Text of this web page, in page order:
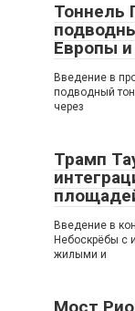
Тоннель
Европы
Введение в
подводный
через
Трамп
Введение в
Небоскрёбы с
жилыми и